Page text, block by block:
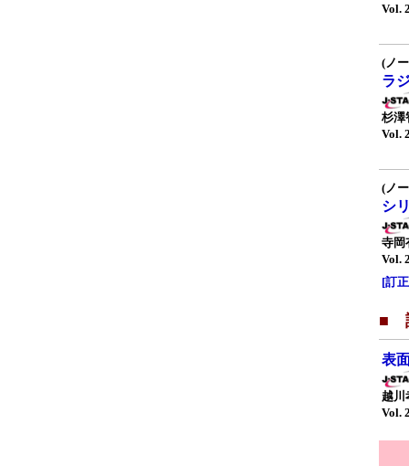
Vol.
(ノ
ラ
杉澤
Vol.
(ノ
シ
寺岡
Vol.
[訂
■
表
越川
Vol.